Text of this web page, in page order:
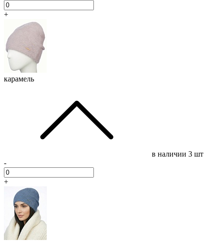
+
карамель
в наличии 3 шт
-
+